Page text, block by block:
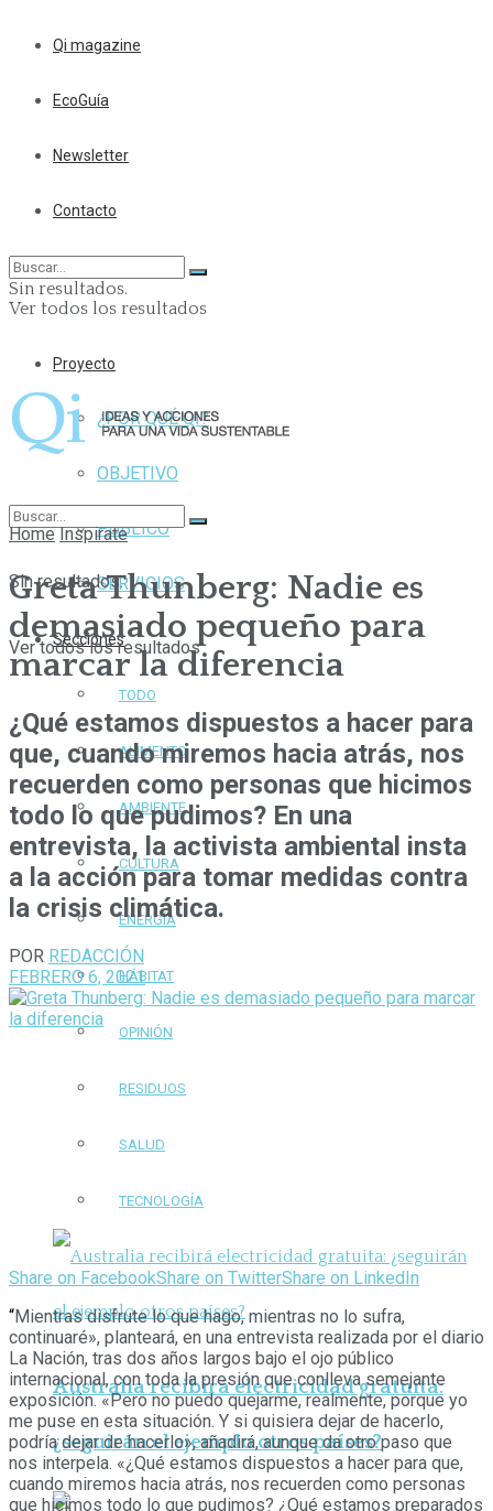
Qi magazine
EcoGuía
Newsletter
Contacto
Sin resultados.
Ver todos los resultados
Proyecto
¿POR QUÉ QI?
OBJETIVO
PÚBLICO
SERVICIOS
Secciones
TODO
ALIMENTO
AMBIENTE
CULTURA
ENERGÍA
HÁBITAT
OPINIÓN
RESIDUOS
SALUD
TECNOLOGÍA
Australia recibirá electricidad gratuita:
¿seguirán el ejemplo otros países?
Sin resultados.
Ver todos los resultados
Home Inspirate
Greta Thunberg: Nadie es
demasiado pequeño para
marcar la diferencia
¿Qué estamos dispuestos a hacer para
que, cuando miremos hacia atrás, nos
recuerden como personas que hicimos
todo lo que pudimos? En una
entrevista, la activista ambiental insta
a la acción para tomar medidas contra
la crisis climática.
POR REDACCIÓN
FEBRERO 6, 2021
Share on FacebookShare on TwitterShare on LinkedIn
“Mientras disfrute lo que hago, mientras no lo sufra,
continuaré», planteará, en una entrevista realizada por el diario
La Nación, tras dos años largos bajo el ojo público
internacional, con toda la presión que conlleva semejante
exposición. «Pero no puedo quejarme, realmente, porque yo
me puse en esta situación. Y si quisiera dejar de hacerlo,
podría dejar de hacerlo», añadirá, aunque da otro paso que
nos interpela. «¿Qué estamos dispuestos a hacer para que,
cuando miremos hacia atrás, nos recuerden como personas
que hicimos todo lo que pudimos? ¿Qué estamos preparados